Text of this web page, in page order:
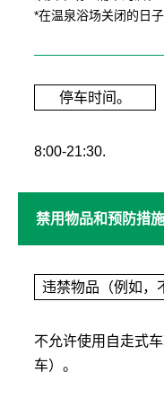
*在温泉浴场关闭的日
停车时间。
8:00-21:30.
禁用物品和预防措施
违禁物品（例如，
不允许使用自走式
车）。